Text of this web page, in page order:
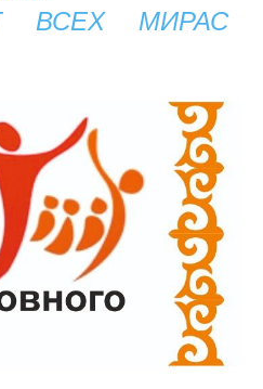
ВСЕХ МИРАС